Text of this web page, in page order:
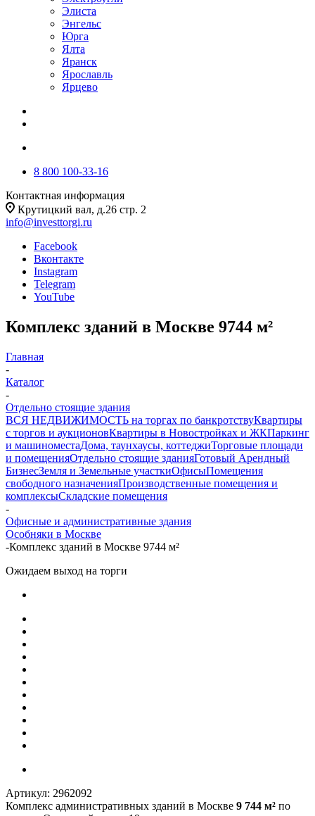
Элиста
Энгельс
Юрга
Ялта
Яранск
Ярославль
Ярцево
8 800 100-33-16
Контактная информация
Крутицкий вал, д.26 стр. 2
info@investtorgi.ru
Facebook
Вконтакте
Instagram
Telegram
YouTube
Комплекс зданий в Москве 9744 м²
Главная
-
Каталог
-
Отдельно стоящие здания
ВСЯ НЕДВИЖИМОСТЬ на торгах по банкротствуКвартиры
с торгов и аукционовКвартиры в Новостройках и ЖКПаркинг
и машиноместаДома, таунхаусы, коттеджиТорговые площади
и помещенияОтдельно стоящие зданияГотовый Арендный
БизнесЗемля и Земельные участкиОфисыПомещения
свободного назначенияПроизводственные помещения и
комплексыСкладские помещения
-
Офисные и административные здания
Особняки в Москве
-Комплекс зданий в Москве 9744 м²
Ожидаем выход на торги
Артикул: 2962092
Комплекс административных зданий в Москве 9 744 м² по